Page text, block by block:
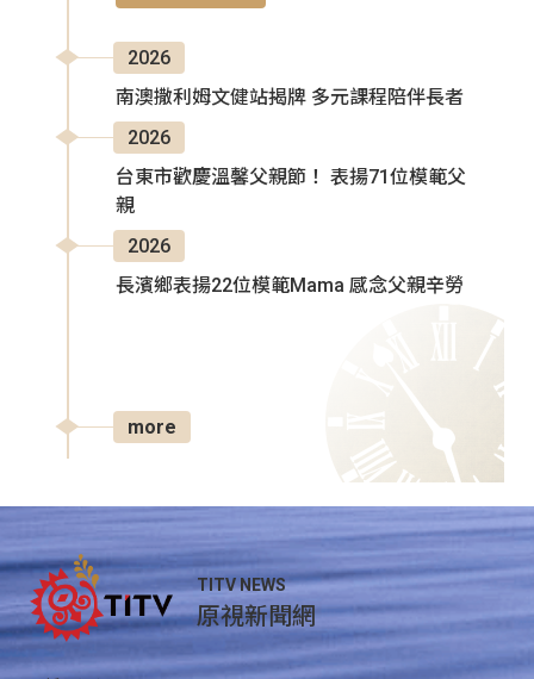
2026
南澳撒利姆文健站揭牌 多元課程陪伴長者
2026
台東市歡慶溫馨父親節！ 表揚71位模範父
親
2026
長濱鄉表揚22位模範Mama 感念父親辛勞
more
TITV NEWS
原視新聞網